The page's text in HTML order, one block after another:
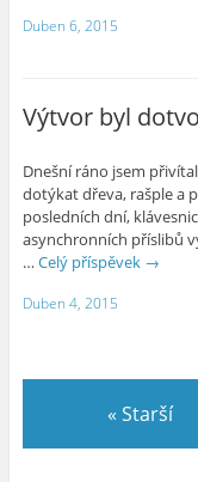
Duben 6, 2015
Výtvor byl
Dnešní ráno jsem
dotýkat dřeva, rašple a
posledních dní,
asynchronních příslibů
… Celý příspěvek →
Duben 4, 2015
« Starší